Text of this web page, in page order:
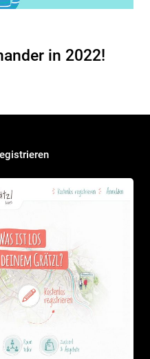
in 2022!